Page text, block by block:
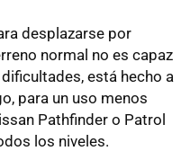
desplazarse por
normal no es capaz
está hecho a
para un uso menos
Pathfinder o Patrol
los niveles.